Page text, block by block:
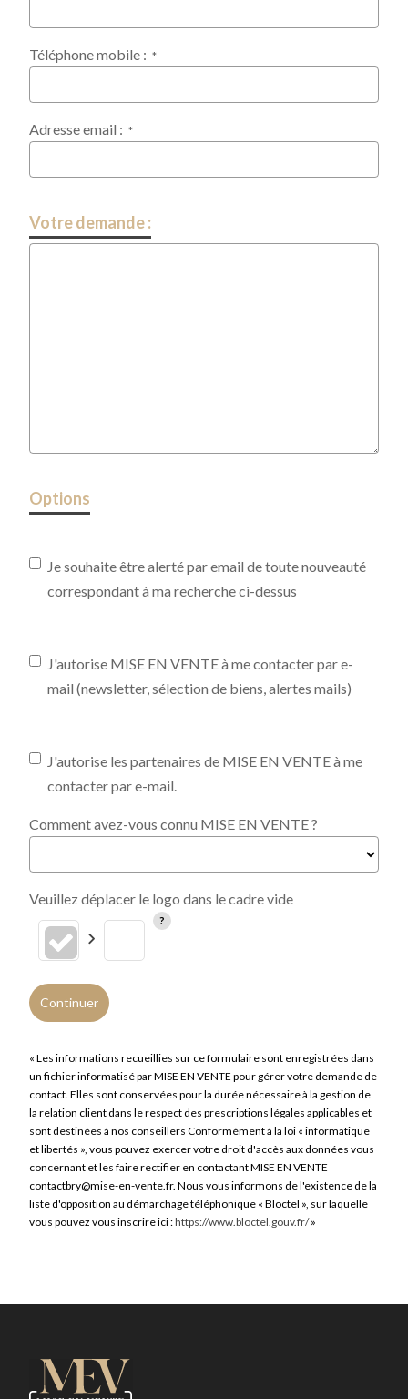
Téléphone mobile : *
Adresse email : *
Votre demande :
Options
Je souhaite être alerté par email de toute nouveauté
correspondant à ma recherche ci-dessus
J'autorise MISE EN VENTE à me contacter par e-
mail (newsletter, sélection de biens, alertes mails)
J'autorise les partenaires de MISE EN VENTE à me
contacter par e-mail.
Comment avez-vous connu MISE EN VENTE ?
Veuillez déplacer le logo dans le cadre vide
Continuer
« Les informations recueillies sur ce formulaire sont enregistrées dans
un fichier informatisé par MISE EN VENTE pour gérer votre demande de
contact. Elles sont conservées pour la durée nécessaire à la gestion de
la relation client dans le respect des prescriptions légales applicables et
sont destinées à nos conseillers Conformément à la loi « informatique
et libertés », vous pouvez exercer votre droit d'accès aux données vous
concernant et les faire rectifier en contactant MISE EN VENTE
contactbry@mise-en-vente.fr. Nous vous informons de l'existence de la
liste d'opposition au démarchage téléphonique « Bloctel », sur laquelle
vous pouvez vous inscrire ici :https://www.bloctel.gouv.fr/»